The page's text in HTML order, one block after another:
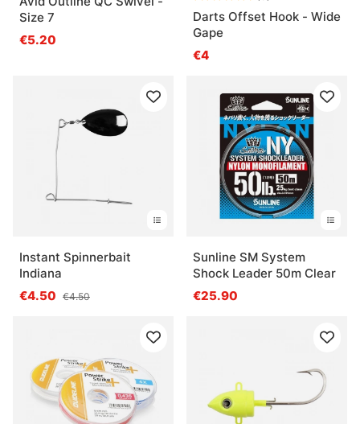
Size 7
€5.20
Darts Offset Hook - Wide
Gape
€4
Instant Spinnerbait
Indiana
€4.50 €4.50
Sunline SM System
Shock Leader 50m Clear
€25.90